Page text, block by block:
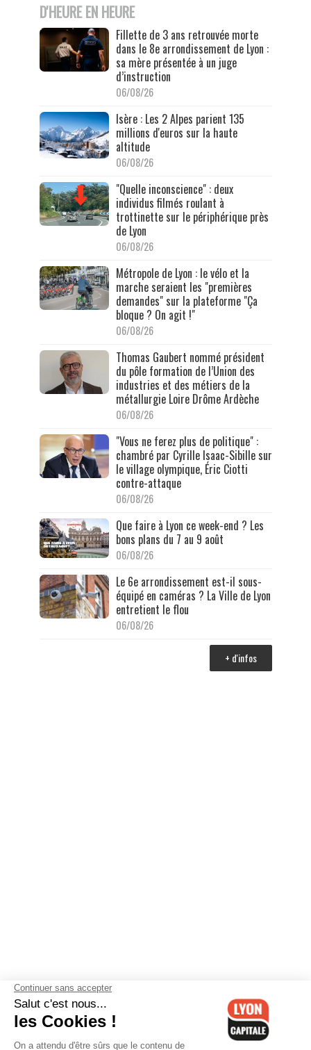
D'HEURE EN HEURE
Fillette de 3 ans retrouvée morte
dans le 8e arrondissement de Lyon :
sa mère présentée à un juge
d’instruction
06/08/26
Isère : Les 2 Alpes parient 135
millions d'euros sur la haute
altitude
06/08/26
"Quelle inconscience" : deux
individus filmés roulant à
trottinette sur le périphérique près
de Lyon
06/08/26
Métropole de Lyon : le vélo et la
marche seraient les "premières
demandes" sur la plateforme "Ça
bloque ? On agit !"
06/08/26
Thomas Gaubert nommé président
du pôle formation de l’Union des
industries et des métiers de la
métallurgie Loire Drôme Ardèche
06/08/26
"Vous ne ferez plus de politique" :
chambré par Cyrille Isaac-Sibille sur
le village olympique, Éric Ciotti
contre-attaque
06/08/26
Que faire à Lyon ce week-end ? Les
bons plans du 7 au 9 août
06/08/26
Le 6e arrondissement est-il sous-
équipé en caméras ? La Ville de Lyon
entretient le flou
06/08/26
+ d'infos